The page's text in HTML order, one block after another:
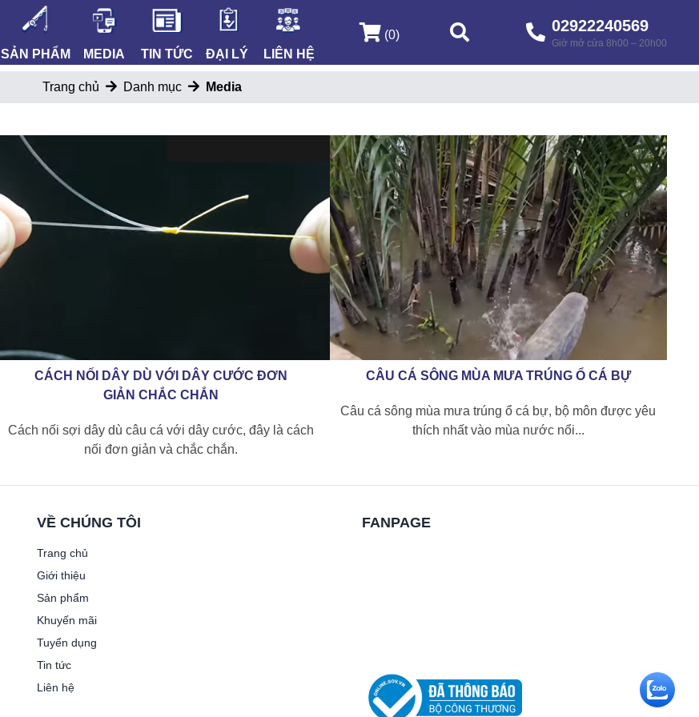
SẢN PHẨM MEDIA TIN TỨC ĐẠI LÝ LIÊN HỆ
(0)
02922240569
Giờ mở cửa 8h00 – 20h00
Trang chủ Danh mục Media
CÁCH NỐI DÂY DÙ VỚI DÂY CƯỚC ĐƠN
GIẢN CHẮC CHẮN
Cách nối sợi dây dù câu cá với dây cước, đây là cách
nối đơn giản và chắc chắn.
CÂU CÁ SÔNG MÙA MƯA TRÚNG Ổ CÁ BỰ
Câu cá sông mùa mưa trúng ổ cá bự, bộ môn được yêu
thích nhất vào mùa nước nổi...
VỀ CHÚNG TÔI
Trang chủ
Giới thiệu
Sản phẩm
Khuyến mãi
Tuyển dụng
Tin tức
Liên hệ
FANPAGE